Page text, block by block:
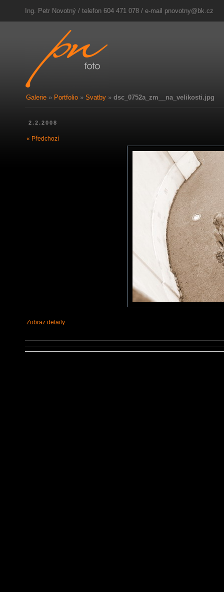
Ing. Petr Novotný / telefon 604 471 078 / e-mail pnovotny@bk.cz
Galerie » Portfolio » Svatby » dsc_0752a_zm__na_velikosti.jpg
2.2.2008
« Předchozí
Zobraz detaily